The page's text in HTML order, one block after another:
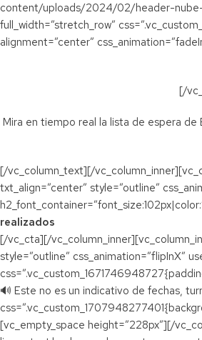
content/uploads/2024/02/header-nube-
full_width=”stretch_row”
alignment=”center”
[/
Mira en tiempo real la lista de espera
[/vc_column_text][/
txt_align=”center” style=”outline”
realizados
[/vc_cta][/
style=”outline” css_animation=”flipInX”
🔊 Este no es un indicativo de fechas,
[vc_empty_space height=”228px”][/